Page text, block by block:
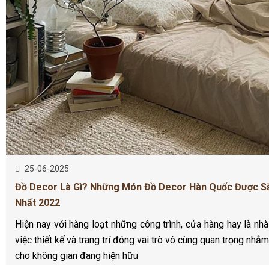
25-06-2025
Đồ Decor Là Gì? Những Món Đồ Decor Hàn Quốc Được
Nhất 2022
Hiện nay với hàng loạt những công trình, cửa hàng hay là
việc thiết kế và trang trí đóng vai trò vô cùng quan trọng
cho không gian đang hiện hữu